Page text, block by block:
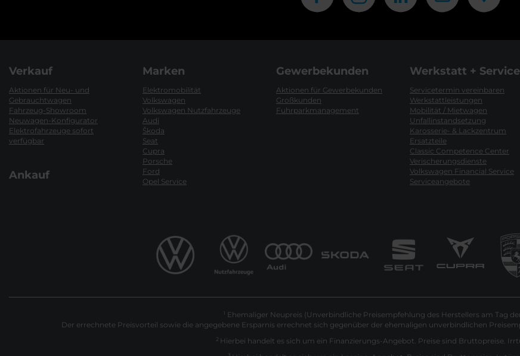
Verkauf
Aktionen für Neu- und
Gebrauchtwagen
Fahrzeug-Showroom
Neuwagen-Konfigurator
Elektrofahrzeuge sofort
verfügbar
Ankauf
Marken
Elektromobilität
Volkswagen
Volkswagen Nutzfahrzeuge
Audi
Škoda
Seat
Cupra
Porsche
Ford
Opel Service
Gewerbekunden
Aktionen für Gewerbekunden
Großkunden
Fuhrparkmanagement
Werkstatt + Service
Servicetermin vereinbaren
Werkstattleistungen
Mobilität / Mietwagen
Unfallinstandsetzung
Karosserie- & Lackzentrum
Ersatzteile
Classic Competence Center
Verischerungsdienste
Volkswagen Financial Service
Serviceangebote
1 Ehemaliger Neupreis (Unverbindliche Preisempfehlung des Herstellers am Tag
Der errechnete Preisvorteil sowie die angegebene Ersparnis errechnet sich gegenüber der ehemaligen unverbindlichen
2 Hierbei handelt es sich um ein Finanzierungs-Angebot. Preise sind Bruttopreise.